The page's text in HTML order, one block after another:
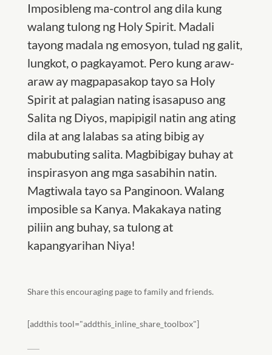
Imposibleng ma-control ang dila kung
walang tulong ng Holy Spirit. Madali
tayong madala ng emosyon, tulad ng galit,
lungkot, o pagkayamot. Pero kung araw-
araw ay magpapasakop tayo sa Holy
Spirit at palagian nating isasapuso ang
Salita ng Diyos, mapipigil natin ang ating
dila at ang lalabas sa ating bibig ay
mabubuting salita. Magbibigay buhay at
inspirasyon ang mga sasabihin natin.
Magtiwala tayo sa Panginoon. Walang
imposible sa Kanya. Makakaya nating
piliin ang buhay, sa tulong at
kapangyarihan Niya!
Share this encouraging page to family and friends.
[addthis tool="addthis_inline_share_toolbox"]